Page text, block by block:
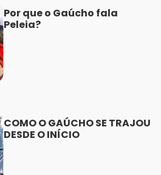
Por que o Gaúcho fala
Peleia?
COMO O GAÚCHO SE TRAJOU
DESDE O INÍCIO